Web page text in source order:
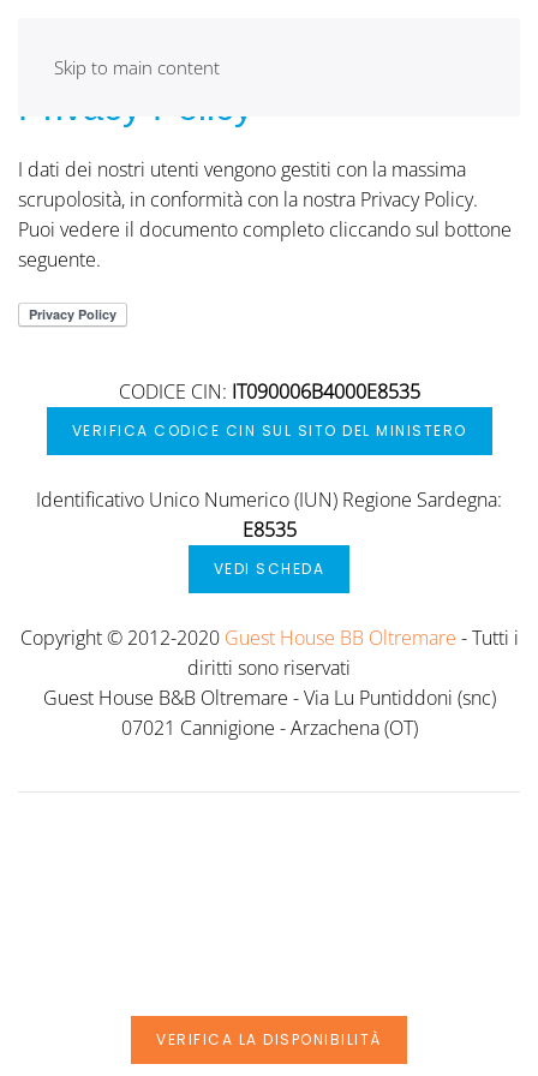
Skip to main content
Privacy Policy
I dati dei nostri utenti vengono gestiti con la massima
scrupolosità, in conformità con la nostra Privacy Policy.
Puoi vedere il documento completo cliccando sul bottone
seguente.
VERIFICA LA DISPONIBILITÀ
CODICE CIN: IT090006B4000E8535
VERIFICA CODICE CIN SUL SITO DEL MINISTERO
Identificativo Unico Numerico (IUN) Regione Sardegna:
E8535
VEDI SCHEDA
Copyright © 2012-2020 Guest House BB Oltremare - Tutti i
diritti sono riservati
Guest House B&B Oltremare - Via Lu Puntiddoni (snc)
07021 Cannigione - Arzachena (OT)